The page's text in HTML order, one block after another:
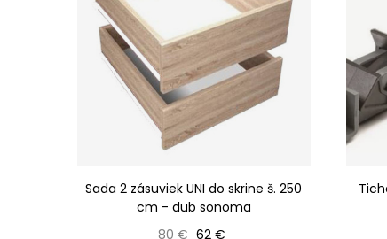
Sada 2 zásuviek UNI do skrine š. 250
cm - dub sonoma
Bežná cena
80 € Cena
62 €